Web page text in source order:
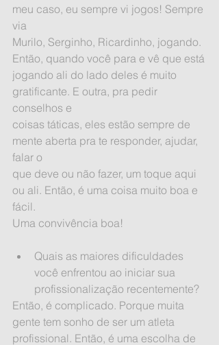
meu caso, eu sempre vi jogos! Sempre
via
Murilo, Serginho, Ricardinho, jogando.
Então, quando você para e vê que está
jogando ali do lado deles é muito
gratificante. E outra, pra pedir
conselhos e
coisas táticas, eles estão sempre de
mente aberta pra te responder, ajudar,
falar o
que deve ou não fazer, um toque aqui
ou ali. Então, é uma coisa muito boa e
fácil.
Uma convivência boa!
Quais as maiores dificuldades
você enfrentou ao iniciar sua
profissionalização recentemente?
Então, é complicado. Porque muita
gente tem sonho de ser um atleta
profissional. Então, é uma escolha de